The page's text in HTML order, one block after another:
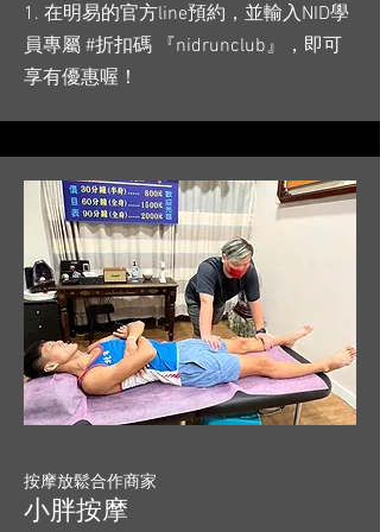
1. 在明易的官方line預約，並輸入NID學
員專屬 #折扣碼 『nidrunclub』，即可
享有優惠喔！
按摩放鬆合作商家
小胖按摩